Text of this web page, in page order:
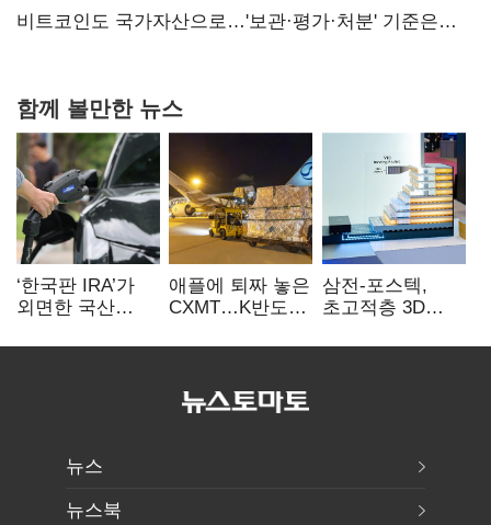
비트코인도 국가자산으로…'보관·평가·처분' 기준은
함께 볼만한 뉴스
‘한국판 IRA’가
외면한 국산
실효성에 ‘의문’
애플에 퇴짜 놓은
CXMT…K반도체
삼전-포스텍,
초고적층 3D
성능·전력효율
뉴스
뉴스북